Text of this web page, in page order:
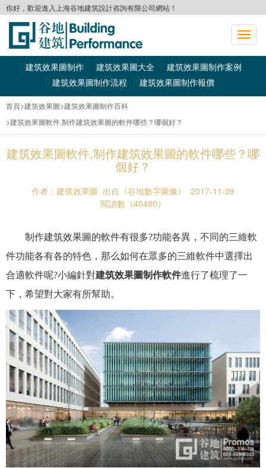
你好，歡迎進入上海谷地建筑設計咨詢有限公司網站！
切
換
建筑效果圖制作 建筑效果圖大全
建筑效果圖制作案例
建筑效果圖制作流程
建筑效果圖制作報價
首頁>建筑效果圖>建筑效果圖制作百科
>建筑效果圖軟件,制作建筑效果圖的軟件哪些？哪個好？
建筑效果圖軟件,制作建筑效果圖的軟件哪些？哪
個好？
作者：建筑效果圖 出自《谷地數字圖像》
2017-11-09
閱讀數（40480）
制作建筑效果圖的軟件有很多?功能各異，不同的三維軟
件功能各有各的特色，那么如何在眾多的三維軟件中選擇出
合適軟件呢?小編針對建筑效果圖制作軟件進行了梳理了一
下，希望對大家有所幫助。